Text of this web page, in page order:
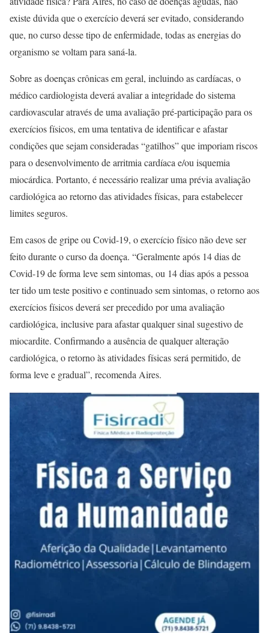
existe dúvida que o exercício deverá ser evitado, considerando
que, no curso desse tipo de enfermidade, todas as energias do
organismo se voltam para saná-la.
Sobre as doenças crônicas em geral, incluindo as cardíacas, o
médico cardiologista deverá avaliar a integridade do sistema
cardiovascular através de uma avaliação pré-participação para os
exercícios físicos, em uma tentativa de identificar e afastar
condições que sejam consideradas “gatilhos” que imporiam riscos
para o desenvolvimento de arritmia cardíaca e/ou isquemia
miocárdica. Portanto, é necessário realizar uma prévia avaliação
cardiológica ao retorno das atividades físicas, para estabelecer
limites seguros.
Em casos de gripe ou Covid-19, o exercício físico não deve ser
feito durante o curso da doença. “Geralmente após 14 dias de
Covid-19 de forma leve sem sintomas, ou 14 dias após a pessoa
ter tido um teste positivo e continuado sem sintomas, o retorno aos
exercícios físicos deverá ser precedido por uma avaliação
cardiológica, inclusive para afastar qualquer sinal sugestivo de
miocardite. Confirmando a ausência de qualquer alteração
cardiológica, o retorno às atividades físicas será permitido, de
forma leve e gradual”, recomenda Aires.